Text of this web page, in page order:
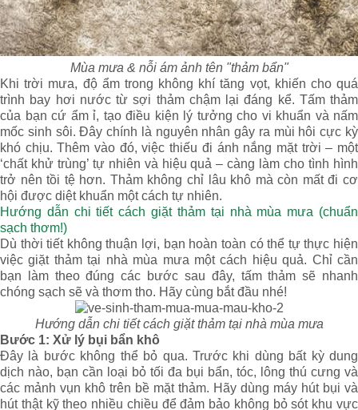
Mùa mưa & nỗi ám ảnh tên "thảm bẩn"
Khi trời mưa, độ ẩm trong không khí tăng vọt, khiến cho quá
trình bay hơi nước từ sợi thảm chậm lại đáng kể. Tấm thảm
của bạn cứ ẩm ỉ, tạo điều kiện lý tưởng cho vi khuẩn và nấm
mốc sinh sôi. Đây chính là nguyên nhân gây ra mùi hôi cực kỳ
khó chịu. Thêm vào đó, việc thiếu đi ánh nắng mặt trời – một
‘chất khử trùng’ tự nhiên và hiệu quả – càng làm cho tình hình
trở nên tồi tệ hơn. Thảm không chỉ lâu khô mà còn mất đi cơ
hội được diệt khuẩn một cách tự nhiên.
Hướng dẫn chi tiết cách giặt thảm tại nhà mùa mưa (chuẩn
sạch thơm!)
Dù thời tiết không thuận lợi, bạn hoàn toàn có thể tự thực hiện
việc giặt thảm tại nhà mùa mưa một cách hiệu quả. Chỉ cần
bạn làm theo đúng các bước sau đây, tấm thảm sẽ nhanh
chóng sạch sẽ và thơm tho. Hãy cùng bắt đầu nhé!
Hướng dẫn chi tiết cách giặt thảm tại nhà mùa mưa
Bước 1: Xử lý bụi bẩn khô
Đây là bước không thể bỏ qua. Trước khi dùng bất kỳ dung
dịch nào, bạn cần loại bỏ tối đa bụi bẩn, tóc, lông thú cưng và
các mảnh vụn khô trên bề mặt thảm. Hãy dùng máy hút bụi và
hút thật kỹ theo nhiều chiều để đảm bảo không bỏ sót khu vực